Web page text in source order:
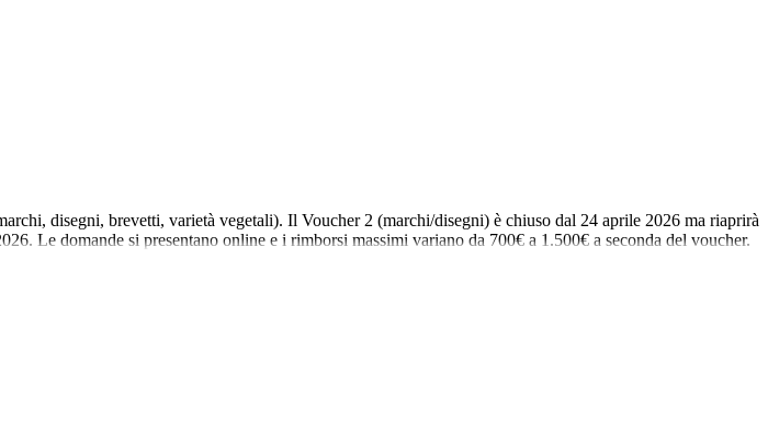
disegni, brevetti, varietà vegetali). Il Voucher 2 (marchi/disegni) è chiuso dal 24 aprile 2026 ma riaprirà
Le domande si presentano online e i rimborsi massimi variano da 700€ a 1.500€ a seconda del voucher.